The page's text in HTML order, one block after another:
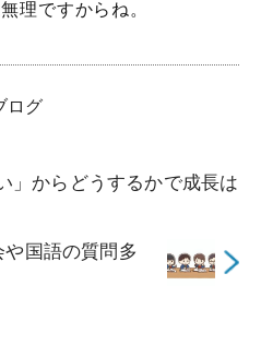
理ですからね。
ログ
」からどうするかで成長は
国語の質問多